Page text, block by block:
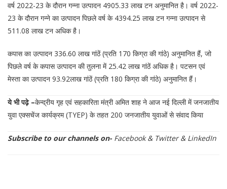
वर्ष 2022-23 के दौरान गन्‍ना उत्‍पादन 4905.33 लाख टन अनुमानित है। वर्ष 2022-
23 के दौरान गन्‍ने का उत्‍पादन पिछले वर्ष के 4394.25 लाख टन गन्ना उत्पादन से
511.08 लाख टन अधिक है।
कपास का उत्‍पादन 336.60 लाख गांठें (प्रति 170 किग्रा की गांठे) अनुमानित हैं, जो
पिछले वर्ष के कपास उत्‍पादन की तुलना में 25.42 लाख गांठें अधिक है। पटसन एवं
मेस्‍ता का उत्‍पादन 93.92लाख गांठें (प्रति 180 किग्रा की गांठे) अनुमानित हैं।
ये भी पढ़े –केन्द्रीय गृह एवं सहकारिता मंत्री अमित शाह ने आज नई दिल्ली में जनजातीय
युवा एक्सचेंज कार्यक्रम (TYEP) के तहत 200 जनजातीय युवाओं से संवाद किया
Subscribe to our channels on- Facebook& Twitter& LinkedIn